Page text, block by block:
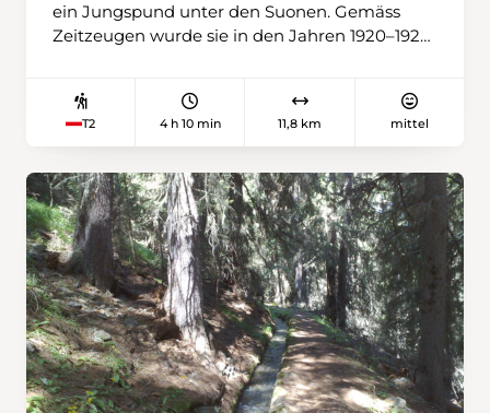
ein Jungspund unter den Suonen. Gemäss
Zeitzeugen wurde sie in den Jahren 1920–1925
den Fels gehauen und – wo nötig – mit Rohren
und Holzrinnen ergänzt. Die kühne Bauweise
Wasserleite wird auf 1300 m von der
Turtmänna angereichert. Auch die «Tenneri»
beginnt bei der Turtmänna und zwar auf 900
m. Sie führt das kostbare Nass zum Weiler
Tennen. Für Schwindelfreie!
T2 4 h 10 min 11,8 km mittel